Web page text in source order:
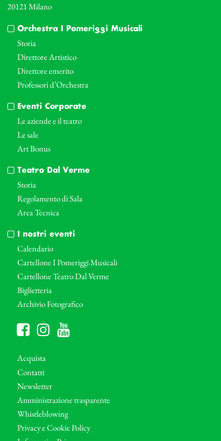
20121 Milano
Orchestra I Pomeriggi Musicali
Storia
Direttore Artistico
Direttore emerito
Professori d’Orchestra
Eventi Corporate
Le aziende e il teatro
Le sale
Art Bonus
Teatro Dal Verme
Storia
Regolamento di Sala
Area Tecnica
I nostri eventi
Calendario
Cartellone I Pomeriggi Musicali
Cartellone Teatro Dal Verme
Biglietteria
Archivio Fotografico
Acquista
Contatti
Newsletter
Amministrazione trasparente
Whistleblowing
Privacy e Cookie Policy